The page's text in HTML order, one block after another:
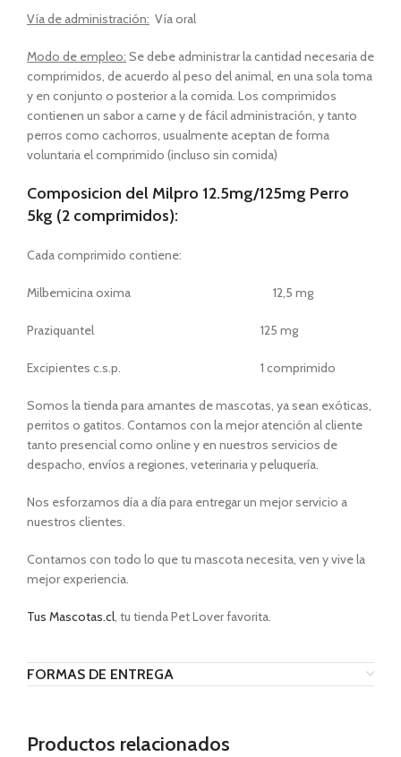
Vía de administración: Vía oral
Modo de empleo: Se debe administrar la cantidad necesaria de
comprimidos, de acuerdo al peso del animal, en una sola toma
y en conjunto o posterior a la comida. Los comprimidos
contienen un sabor a carne y de fácil administración, y tanto
perros como cachorros, usualmente aceptan de forma
voluntaria el comprimido (incluso sin comida)
Composicion del Milpro 12.5mg/125mg Perro
5kg (2 comprimidos):
Cada comprimido contiene:
Milbemicina oxima 12,5 mg
Praziquantel 125 mg
Excipientes c.s.p. 1 comprimido
Somos la tienda para amantes de mascotas, ya sean exóticas,
perritos o gatitos. Contamos con la mejor atención al cliente
tanto presencial como online y en nuestros servicios de
despacho, envíos a regiones, veterinaria y peluquería.
Nos esforzamos día a día para entregar un mejor servicio a
nuestros clientes.
Contamos con todo lo que tu mascota necesita, ven y vive la
mejor experiencia.
Tus Mascotas.cl, tu tienda Pet Lover favorita.
FORMAS DE ENTREGA
Productos relacionados